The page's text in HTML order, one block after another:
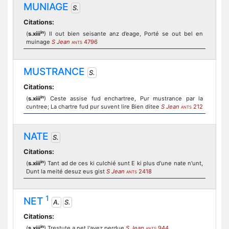
MUNIAGE S.
Citations:
(s.xiiiin) Il out bien seisante anz d’eage, Porté se out bel en
muinage S Jean ANTS 4796
MUSTRANCE S.
Citations:
(s.xiiiin) Ceste assise fud enchartree, Pur mustrance par la
cuntree; La chartre fud pur suvent lire Bien ditee S Jean ANTS 212
NATE S.
Citations:
(s.xiiiin) Tant ad de ces ki culchié sunt E ki plus d'une nate n'unt,
Dunt la meité desuz eus gist S Jean ANTS 2418
NET 1 A.
S.
Citations:
in